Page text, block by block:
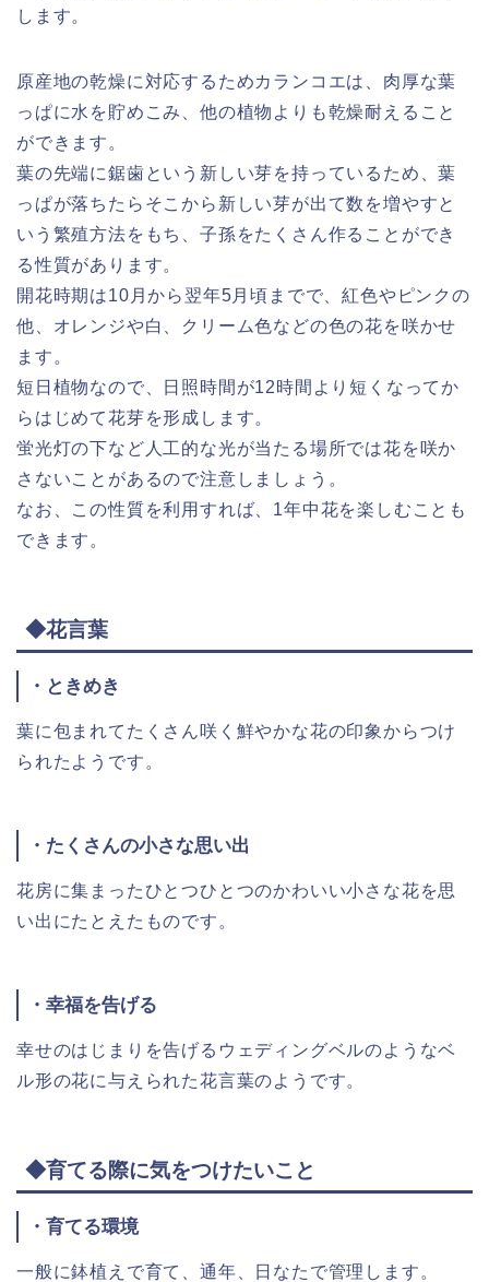
します。
原産地の乾燥に対応するためカランコエは、肉厚な葉
っぱに水を貯めこみ、他の植物よりも乾燥耐えること
ができます。
葉の先端に鋸歯という新しい芽を持っているため、葉
っぱが落ちたらそこから新しい芽が出て数を増やすと
いう繁殖方法をもち、子孫をたくさん作ることができ
る性質があります。
開花時期は10月から翌年5月頃までで、紅色やピンクの
他、オレンジや白、クリーム色などの色の花を咲かせ
ます。
短日植物なので、日照時間が12時間より短くなってか
らはじめて花芽を形成します。
蛍光灯の下など人工的な光が当たる場所では花を咲か
さないことがあるので注意しましょう。
なお、この性質を利用すれば、1年中花を楽しむことも
できます。
◆花言葉
・ときめき
葉に包まれてたくさん咲く鮮やかな花の印象からつけ
られたようです。
・たくさんの小さな思い出
花房に集まったひとつひとつのかわいい小さな花を思
い出にたとえたものです。
・幸福を告げる
幸せのはじまりを告げるウェディングベルのようなベ
ル形の花に与えられた花言葉のようです。
◆育てる際に気をつけたいこと
・育てる環境
一般に鉢植えで育て、通年、日なたで管理します。